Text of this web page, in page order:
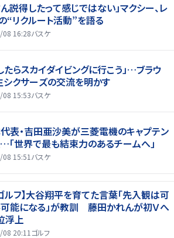
ん説得したって感じではない」マクシー、レ
“リクルート活動”を語る
16:28バスケ
たらスカイダイビングに行こう」…ブラウ
シクサーズの交流を明かす
15:53バスケ
表・吉田亜沙美が三菱電機のキャプテン
「世界で最も結束力のあるチームへ」
15:51 バスケ
ルフ】大谷翔平を育てた言葉「先入観は可
能になる」が教訓 藤田かれんが初Ｖへ
浮上
20:11 ゴルフ